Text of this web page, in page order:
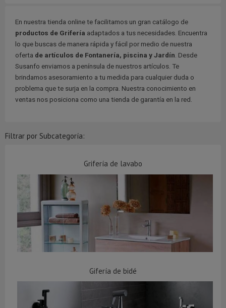
En nuestra tienda online te facilitamos un gran catálogo de
productos de Grifería adaptados a tus necesidades. Encuentra
lo que buscas de manera rápida y fácil por medio de nuestra
oferta de artículos de Fontanería, piscina y Jardín . Desde
Susanfo enviamos a península de nuestros artículos. Te
brindamos asesoramiento a tu medida para cualquier duda o
problema que te surja en la compra. Nuestra conocimiento en
ventas nos posiciona como una tienda de garantía en la red.
Filtrar por Subcategoría:
Grifería de lavabo
Gifería de bidé